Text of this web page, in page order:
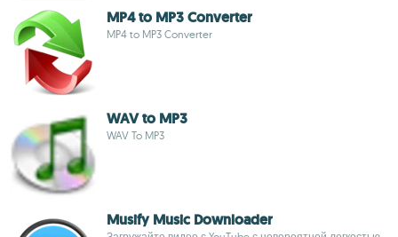
MP4 to MP3 Converter
MP4 to MP3 Converter
WAV to MP3
WAV To MP3
Musify Music Downloader